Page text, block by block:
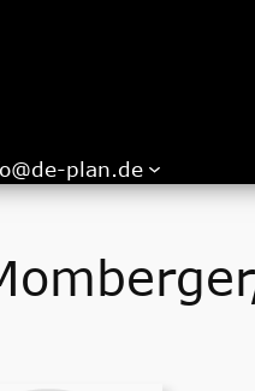
plan.de